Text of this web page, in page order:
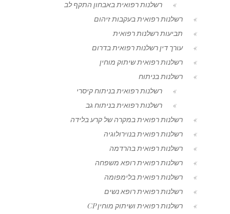
רשלנות רפואית באבחון התקף לב
רשלנות רפואית בעקבות זיהום
תביעות רשלנות רפואית
עורך דין רשלנות רפואית בדרום
רשלנות רפואית שיתוק מוחין
רשלנות בניתוח
רשלנות רפואית בניתוח קיסרי
רשלנות רפואית בניתוח גב
רשלנות רפואית במקרה של קרע בלידה
רשלנות רפואית בנוירולוגיה
רשלנות רפואית בהרדמה
רשלנות רפואית רופא משפחה
רשלנות רפואית בלימפומה
רשלנות רפואית רופא נשים
רשלנות רפואית ושיתוק מוחין CP